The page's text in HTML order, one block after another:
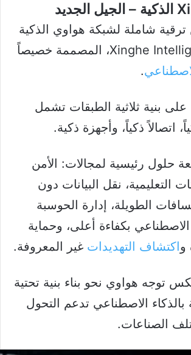
شاملة لشبكة هواوي الذكية
Xinghe Intelligent Network، المصممة خصيصاً
.
على بنية ثلاثية الطبقات تشمل
اتصالاً ذكياً، وأجهزة ذكية.
حلول رئيسية لمجالات: الأمن
التعليمية، نقل البيانات دون
الطويلة، إدارة الحوسبة
الاصطناعي بكفاءة أعلى، وحماية
واكتشاف التهديدات غير المعروفة.
توجه هواوي نحو بناء بنية تحتية
الاصطناعي تدعم التحول
الصناعات.